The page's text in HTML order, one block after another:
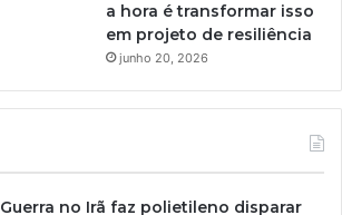
a hora é transformar isso
em projeto de resiliência
junho 20, 2026
Guerra no Irã faz polietileno disparar